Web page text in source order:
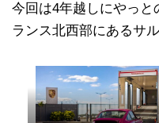
今回は4年越しにやっと
ランス北西部にあるサ